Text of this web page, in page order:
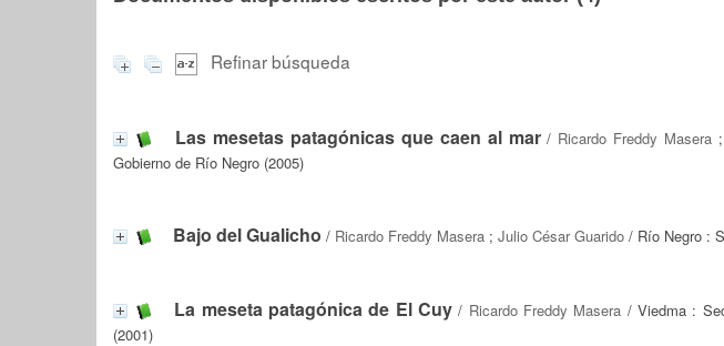
Refinar búsqueda
Las mesetas patagónicas que caen al mar/ Ricardo Freddy Masera
Gobierno de Río Negro (2005)
Bajo del Gualicho / Ricardo Freddy Masera ; Julio César Guarido / Río Negro :
La meseta patagónica de El Cuy / Ricardo Freddy Masera / Viedma :
(2001)